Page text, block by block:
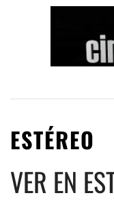
ESTÉREO
VER EN